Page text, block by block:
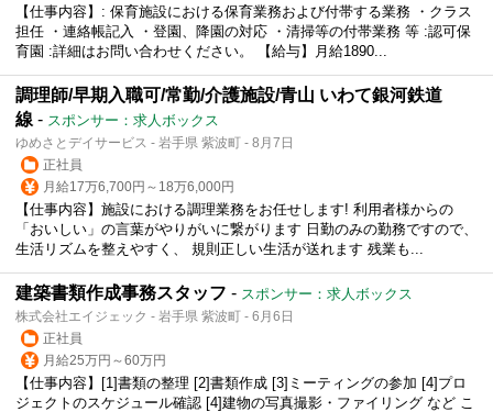
【仕事内容】: 保育施設における保育業務および付帯する業務 ・クラス
担任 ・連絡帳記入 ・登園、降園の対応 ・清掃等の付帯業務 等 :認可保
育園 :詳細はお問い合わせください。 【給与】月給1890...
調理師/早期入職可/常勤/介護施設/青山 いわて銀河鉄道
線 - スポンサー：求人ボックス
ゆめさとデイサービス - 岩手県 紫波町 - 8月7日
正社員
月給17万6,700円～18万6,000円
【仕事内容】施設における調理業務をお任せします! 利用者様からの
「おいしい」の言葉がやりがいに繋がります 日勤のみの勤務ですので、
生活リズムを整えやすく、 規則正しい生活が送れます 残業も...
建築書類作成事務スタッフ - スポンサー：求人ボックス
株式会社エイジェック - 岩手県 紫波町 - 6月6日
正社員
月給25万円～60万円
【仕事内容】[1]書類の整理 [2]書類作成 [3]ミーティングの参加 [4]プロ
ジェクトのスケジュール確認 [4]建物の写真撮影・ファイリング など こ